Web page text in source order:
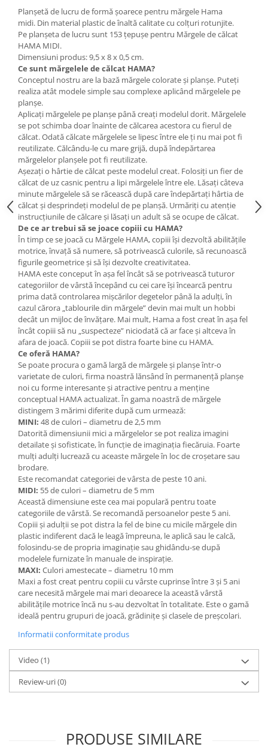
Wellness
Diverse jucarii educative
Apa si nisip
Dezvoltarea limbajului
Figurine
Mobilier gradinita
Montessori
Spații de joacă
Educatie inovativa
Anatomie
Comunicare
Dezvoltare timpurie
Experimente
Forme
Joc imaginativ
Jucării interactive
Lumina
Lumini si culori
Magnetism
Matematica
Pregătire pentru școală
Pregătirea scrierii de mână
Secventialitate
Sortare si numarare
Stiinte
Mărgele de călcat HAMA
Hama Maxi Sticks
Margele HAMA MAXI
Mărgele HAMA MIDI
Mărgele HAMA MINI
Perceperea timpului - TimeTimer
Stimulare senzoriala
Stimulare auditiva
Stimulare olfactivă
Stimulare tactila
Stimulare vizuala
Terapie de integrare senzorială
Planșetă de lucru de formă șoarece pentru mărgele Hama
midi. Din material plastic de înaltă calitate cu colțuri rotunjite.
Pe planșeta de lucru sunt 153 țepușe pentru Mărgele de călcat
HAMA MIDI.
Dimensiuni produs: 9,5 x 8 x 0,5 cm.
Ce sunt mărgelele de călcat HAMA?
Conceptul nostru are la bază mărgele colorate și planșe. Puteți
realiza atât modele simple sau complexe aplicând mărgelele pe
planșe.
Aplicați mărgelele pe planșe până creați modelul dorit. Mărgelele
se pot schimba doar înainte de călcarea acestora cu fierul de
călcat. Odată călcate mărgelele se lipesc între ele ți nu mai pot fi
reutilizate. Călcându-le cu mare grijă, după îndepărtarea
mărgelelor planșele pot fi reutilizate.
Așezați o hârtie de călcat peste modelul creat. Folosiți un fier de
călcat de uz casnic pentru a lipi mărgelele între ele. Lăsați câteva
minute mărgelele să se răcească după care îndepărtați hârtia de
călcat și desprindeți modelul de pe planșă. Urmăriți cu atenție
instrucțiunile de călcare și lăsați un adult să se ocupe de călcat.
De ce ar trebui să se joace copiii cu HAMA?
În timp ce se joacă cu Mărgele HAMA, copiii își dezvoltă abilitățile
motrice, învață să numere, să potrivească culorile, să recunoască
figurile geometrice și să își dezvolte creativitatea.
HAMA este conceput în așa fel încât să se potrivească tuturor
categoriilor de vârstă începând cu cei care își încearcă pentru
prima dată controlarea mișcărilor degetelor până la adulți, în
cazul cărora „tablourile din mărgele” devin mai mult un hobbi
decât un mijloc de învățare. Mai mult, Hama a fost creat în așa fel
încât copiii să nu „suspecteze” niciodată că ar face și altceva în
afara de joacă. Copiii se pot distra foarte bine cu HAMA.
Ce oferă HAMA?
Se poate procura o gamă largă de mărgele și planșe într-o
varietate de culori, firma noastră lănsând în permanență planșe
noi cu forme interesante și atractive pentru a menține
conceptual HAMA actualizat. În gama noastră de mărgele
distingem 3 mărimi diferite după cum urmează:
MINI: 48 de culori – diametru de 2,5 mm
Datorită dimensiunii mici a mărgelelor se pot realiza imagini
detailate și sofisticate, în funcție de imaginația fiecăruia. Foarte
mulți adulți lucrează cu aceaste mărgele în loc de croșetare sau
brodare.
Este recomandat categoriei de vârsta de peste 10 ani.
MIDI: 55 de culori – diametru de 5 mm
Această dimensiune este cea mai populară pentru toate
categoriile de vârstă. Se recomandă persoanelor peste 5 ani.
Copiii și adulții se pot distra la fel de bine cu micile mărgele din
plastic indiferent dacă le leagă împreuna, le aplică sau le calcă,
folosindu-se de propria imaginație sau ghidându-se după
modelele furnizate în manuale de inspirație.
MAXI: Culori amestecate – diametru 10 mm
Maxi a fost creat pentru copiii cu vârste cuprinse între 3 și 5 ani
care necesită mărgele mai mari deoarece la această vârstă
abilitățile motrice încă nu s-au dezvoltat în totalitate. Este o gamă
ideală pentru grupuri de joacă, grădinițe și clasele de preșcolari.
Informatii conformitate produs
Video (1)
Review-uri(0)
PRODUSE SIMILARE